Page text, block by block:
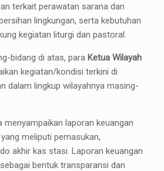
terkait perawatan sarana dan
lingkungan, serta kebutuhan
kegiatan liturgi dan pastoral.
bidang di atas, para Ketua Wilayah
kegiatan/kondisi terkini di
dalam lingkup wilayahnya masing-
menyampaikan laporan keuangan
meliputi pemasukan,
akhir kas stasi. Laporan keuangan
bentuk transparansi dan